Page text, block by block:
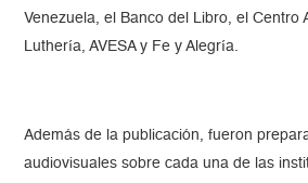
Venezuela, el Banco del Libro, el Centro
Luthería, AVESA y Fe y Alegría.
Además de la publicación, fueron
audiovisuales sobre cada una de las